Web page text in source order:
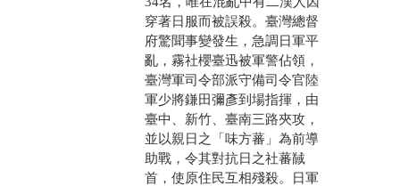
穿著日服而被誤殺。臺灣總督
府驚聞事變發生，急調日軍平
亂，霧社櫻臺迅被軍警佔領，
臺灣軍司令部派守備司令官陸
軍少將鎌田彌彥到場指揮，由
臺中、新竹、臺南三路夾攻，
並以親日之「味方蕃」為前導
助戰，令其對抗日之社蕃馘
首，使原住民互相殘殺。日軍